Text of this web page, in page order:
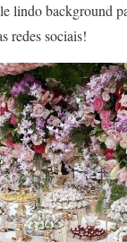
lindo background
redes sociais!